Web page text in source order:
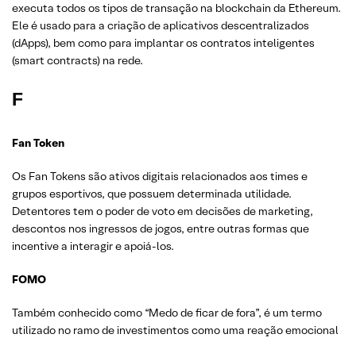
executa todos os tipos de transação na blockchain da Ethereum.
Ele é usado para a criação de aplicativos descentralizados
(dApps), bem como para implantar os contratos inteligentes
(smart contracts) na rede.
F
Fan Token
Os Fan Tokens são ativos digitais relacionados aos times e
grupos esportivos, que possuem determinada utilidade.
Detentores tem o poder de voto em decisões de marketing,
descontos nos ingressos de jogos, entre outras formas que
incentive a interagir e apoiá-los.
FOMO
Também conhecido como “Medo de ficar de fora”, é um termo
utilizado no ramo de investimentos como uma reação emocional